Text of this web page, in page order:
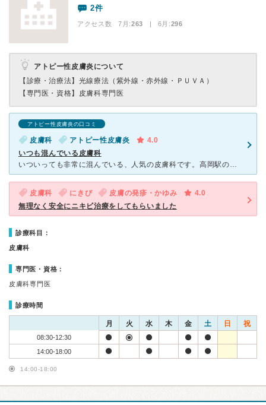
2件
アクセス数 7月:263 | 6月:296
アトピー性皮膚炎について
【診療・治療法】 光線療法（紫外線・赤外線・ＰＵＶＡ）
【専門医・資格】 皮膚科専門医
アトピー性皮膚炎の口コミ
皮膚科 アトピー性皮膚炎
4.0
いつも混んでいる皮膚科
いついっても非常に混んでいる、人気の皮膚科です。高岡駅のすぐそばで、マンションの裏？にひっそりとあるのですが、駐車場が停められなくてあきらめたことが何度もあるほど、いつも患者さんで溢れています(＞＜)
皮膚科 にきび 皮膚の発疹・かゆみ
4.0
無理なく安全にニキビ治療をしてもらいました
診療科目：
皮膚科
専門医・資格：
皮膚科専門医
診療時間
月 火 水 木 金 土 日 祝
08:30-12:30
14:00-18:00
14:00-18:00